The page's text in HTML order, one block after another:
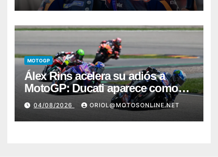
MOTOGP
Álex Rins acelera su adiós a
MotoGP: Ducati aparece como
destino en Superbike
04/08/2026 ORIOL@MOTOSONLINE.NET